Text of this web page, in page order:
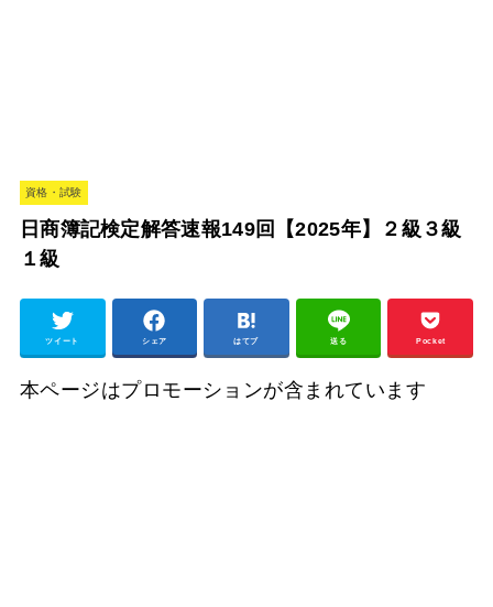
資格・試験
日商簿記検定解答速報149回【2025年】２級３級
１級
ツイート シェア はてブ 送る Pocket
本ページはプロモーションが含まれています